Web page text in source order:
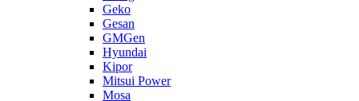
Geko
Gesan
GMGen
Hyundai
Kipor
Mitsui Power
Mosa